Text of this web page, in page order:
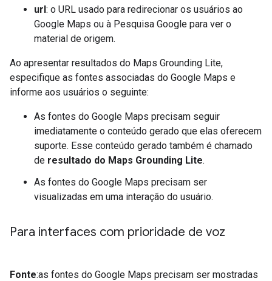
url: o URL usado para redirecionar os usuários ao
Google Maps ou à Pesquisa Google para ver o
material de origem.
Ao apresentar resultados do Maps Grounding Lite,
especifique as fontes associadas do Google Maps e
informe aos usuários o seguinte:
As fontes do Google Maps precisam seguir
imediatamente o conteúdo gerado que elas oferecem
suporte. Esse conteúdo gerado também é chamado
de resultado do Maps Grounding Lite.
As fontes do Google Maps precisam ser
visualizadas em uma interação do usuário.
Para interfaces com prioridade de voz
Fonte:as fontes do Google Maps precisam ser mostradas